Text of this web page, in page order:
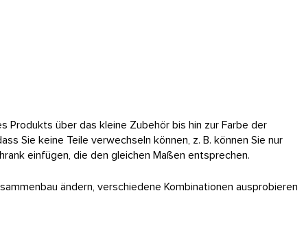
Produkts über das kleine Zubehör bis hin zur Farbe der
Sie keine Teile verwechseln können, z. B. können Sie nur
einfügen, die den gleichen Maßen entsprechen.
ändern, verschiedene Kombinationen ausprobieren